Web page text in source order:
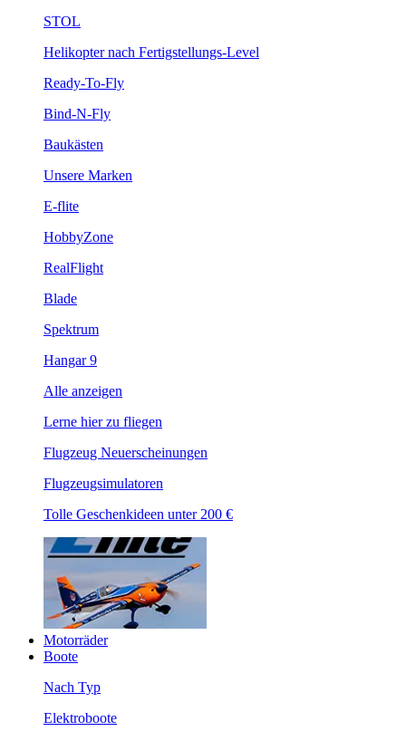
STOL
Helikopter nach Fertigstellungs-Level
Ready-To-Fly
Bind-N-Fly
Baukästen
Unsere Marken
E-flite
HobbyZone
RealFlight
Blade
Spektrum
Hangar 9
Alle anzeigen
Lerne hier zu fliegen
Flugzeug Neuerscheinungen
Flugzeugsimulatoren
Tolle Geschenkideen unter 200 €
Motorräder
Boote
Nach Typ
Elektroboote